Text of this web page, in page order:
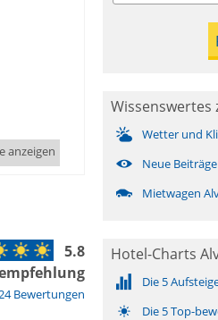
anzeigen
Bewertungen
5.8
Wissenswertes
Wetter und
Neue
Mietwagen
Hotel-Charts
Die 5
Die 5 Top-